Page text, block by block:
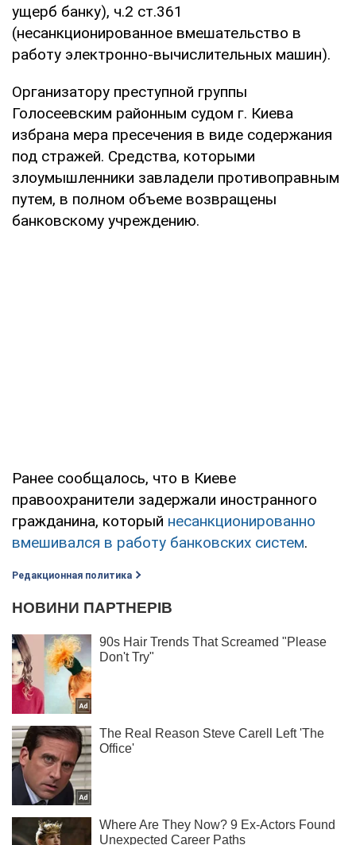
ущерб банку), ч.2 ст.361
(несанкционированное вмешательство в
работу электронно-вычислительных машин).
Организатору преступной группы
Голосеевским районным судом г. Киева
избрана мера пресечения в виде содержания
под стражей. Средства, которыми
злоумышленники завладели противоправным
путем, в полном объеме возвращены
банковскому учреждению.
Ранее сообщалось, что в Киеве
правоохранители задержали иностранного
гражданина, который несанкционированно
вмешивался в работу банковских систем.
Редакционная политика